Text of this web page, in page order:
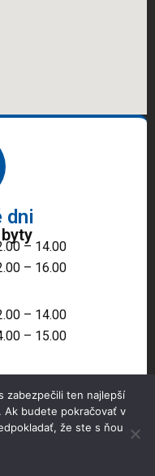
dni
– 14.00
– 16.00
– 14.00
– 15.00
mesta, n.o.,
zabezpečili ten najlepší
Ak budete pokračovať v
že ste s ňou